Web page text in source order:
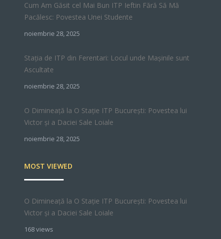
Cum Am Găsit cel Mai Bun ITP Ieftin Fără Să Mă
Pacălesc: Povestea Unei Studente
noiembrie 28, 2025
Stația de ITP din Ferentari: Locul unde Mașinile sunt
Ascultate
noiembrie 28, 2025
O Dimineață la O Stație ITP București: Povestea lui
Victor și a Daciei Sale Loiale
noiembrie 28, 2025
MOST VIEWED
O Dimineață la O Stație ITP București: Povestea lui
Victor și a Daciei Sale Loiale
168 views